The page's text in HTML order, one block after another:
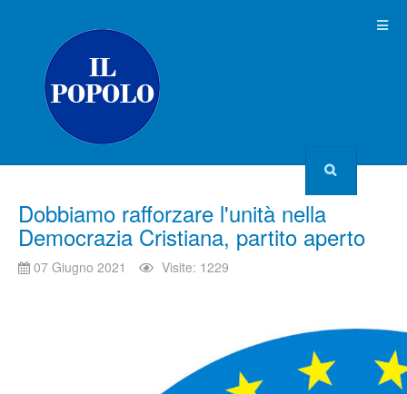
Dobbiamo rafforzare l'unità nella
Democrazia Cristiana, partito aperto
07 Giugno 2021 Visite: 1229